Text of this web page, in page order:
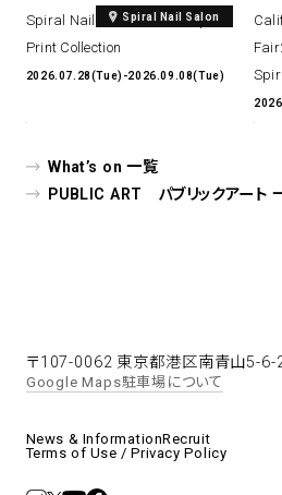
Spiral Nail Salon
Spiral Nail Salon Art #14 Spiral
Print Collection
2026.07.28(Tue)-2026.09.08(Tue)
What’s on 一覧
PUBLIC ART パブリックアート
〒107-0062 東京都港区南青山5-
Google Maps駐車場について
News & InformationRecruit
Terms of Use / Privacy Policy